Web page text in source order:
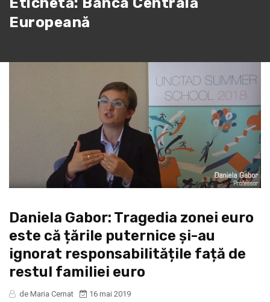
Europeană
Daniela Gabor: Tragedia zonei euro
este că țările puternice și-au
ignorat responsabilitățile față de
restul familiei euro
de Maria Cernat
16 mai 2019